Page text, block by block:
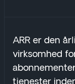
ARR er den
virksomhed